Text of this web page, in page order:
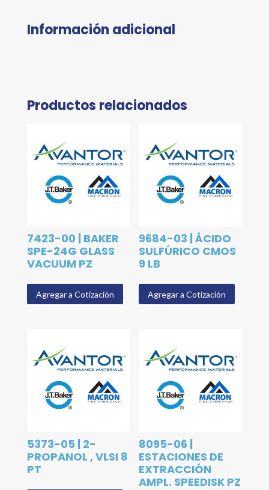
Información adicional
Productos relacionados
7423-00 | BAKER
SPE-24G GLASS
VACUUM PZ
Agregar a Cotización
9684-03 | ÁCIDO
SULFÚRICO CMOS
9 LB
Agregar a Cotización
5373-05 | 2-
PROPANOL , VLSI 8
PT
8095-06 |
ESTACIONES DE
EXTRACCIÓN
AMPL. SPEEDISK PZ